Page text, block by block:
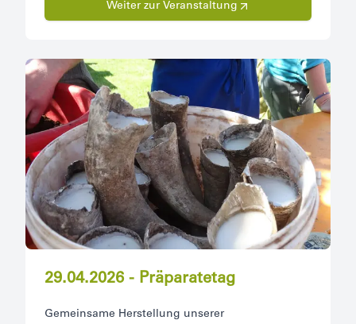
Weiter zur Veranstaltung
29.04.2026 - Präparatetag
Gemeinsame Herstellung unserer